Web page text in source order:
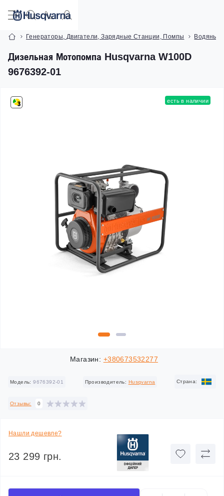
Генераторы, Двигатели, Зарядные Станции, Помпы Водяные
Дизельная Мотопомпа Husqvarna W100D
9676392-01
есть в наличии
Магазин: +380673532277
Модель: 9676392-01 Производитель: Husqvarna Cтрана:
Отзывы: 0
Нашли дешевле?
23 299 грн.